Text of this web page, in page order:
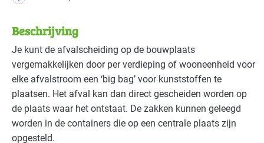
Bouw - gemeentewerven
Bouw - schilders en onderhoud
Beschrijving
Je kunt de afvalscheiding op de bouwplaats
vergemakkelijken door per verdieping of wooneenheid voor
elke afvalstroom een ‘big bag’ voor kunststoffen te
plaatsen. Het afval kan dan direct gescheiden worden op
de plaats waar het ontstaat. De zakken kunnen geleegd
worden in de containers die op een centrale plaats zijn
opgesteld.